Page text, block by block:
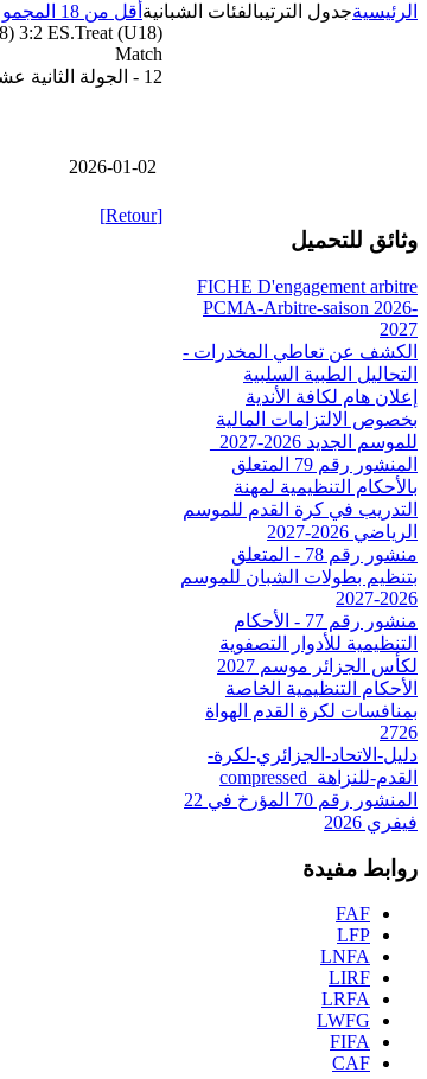
الرئيسيةجدول الترتيبالفئات الشبانية أقل من 18 المجموعة ب
3:2 ES.Treat (U18)
Match
12 - الجولة الثانية عشرة
2026-01-02
[Retour]
وثائق للتحميل
FICHE D'engagement arbitre
PCMA-Arbitre-saison 2026-
2027
الكشف عن تعاطي المخدرات -
التحاليل الطبية السلبية
إعلان هام لكافة الأندية
بخصوص الالتزامات المالية
للموسم الجديد 2026-2027_
المنشور رقم 79 المتعلق
بالأحكام التنظيمية لمهنة
التدريب في كرة القدم للموسم
الرياضي 2026-2027
منشور رقم 78 - المتعلق
بتنظيم بطولات الشبان للموسم
2026-2027
منشور رقم 77 - الأحكام
التنظيمية للأدوار التصفوية
لكأس الجزائر موسم 2027
الأحكام التنظيمية الخاصة
بمنافسات لكرة القدم الهواة
2726
دليل-الاتحاد-الجزائري-لكرة-
القدم-للنزاهة_compressed
المنشور رقم 70 المؤرخ في 22
فيفري 2026
روابط مفيدة
FAF
LFP
LNFA
LIRF
LRFA
LWFG
FIFA
CAF